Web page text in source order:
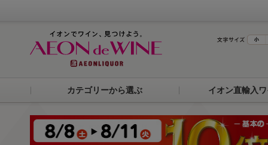
カテゴリーから選ぶ イオン直輸入